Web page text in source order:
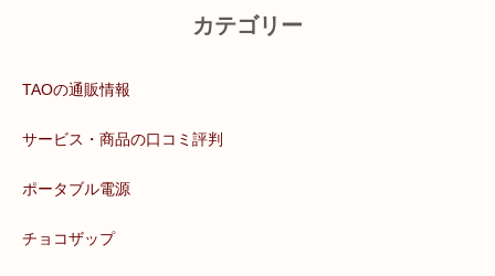
カテゴリー
TAOの通販情報
サービス・商品の口コミ評判
ポータブル電源
チョコザップ